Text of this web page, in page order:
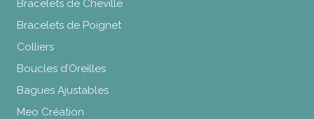
Bracelets de Cheville
Bracelets de Poignet
Colliers
Boucles d’Oreilles
Bagues Ajustables
Meo Création